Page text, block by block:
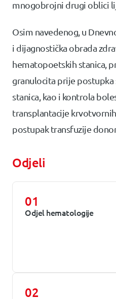
mnogobrojni drugi oblici
Osim navedenog, u
i dijagnostička obrada
hematopoetskih stanica,
granulocita prije postupka
stanica, kao i kontrola
transplantacije
postupak transfuzije
Odjeli
01
Odjel hematologije
02